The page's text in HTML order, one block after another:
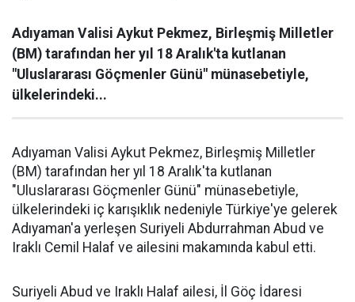
Adıyaman Valisi Aykut Pekmez, Birleşmiş Milletler
(BM) tarafından her yıl 18 Aralık'ta kutlanan
"Uluslararası Göçmenler Günü" münasebetiyle,
ülkelerindeki...
Adıyaman Valisi Aykut Pekmez, Birleşmiş Milletler
(BM) tarafından her yıl 18 Aralık'ta kutlanan
"Uluslararası Göçmenler Günü" münasebetiyle,
ülkelerindeki iç karışıklık nedeniyle Türkiye'ye gelerek
Adıyaman'a yerleşen Suriyeli Abdurrahman Abud ve
Iraklı Cemil Halaf ve ailesini makamında kabul etti.
Suriyeli Abud ve Iraklı Halaf ailesi, İl Göç İdaresi